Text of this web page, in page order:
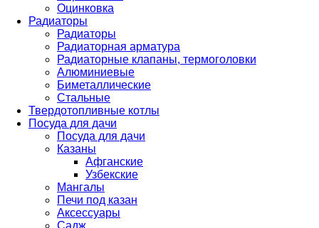
Оцинковка
Радиаторы
Радиаторы
Радиаторная арматура
Радиаторные клапаны, термоголовки
Алюминиевые
Биметаллические
Стальные
Твердотопливные котлы
Посуда для дачи
Посуда для дачи
Казаны
Афганские
Узбекские
Мангалы
Печи под казан
Аксессуары